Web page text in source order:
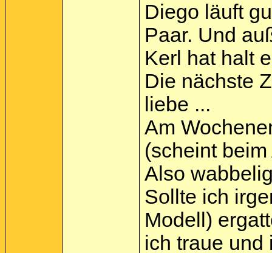
Diego läuft
Paar. Und
Kerl hat halt
Die nächste
liebe ...
Am
(scheint
Also
Sollte ich
Modell)
ich traue und